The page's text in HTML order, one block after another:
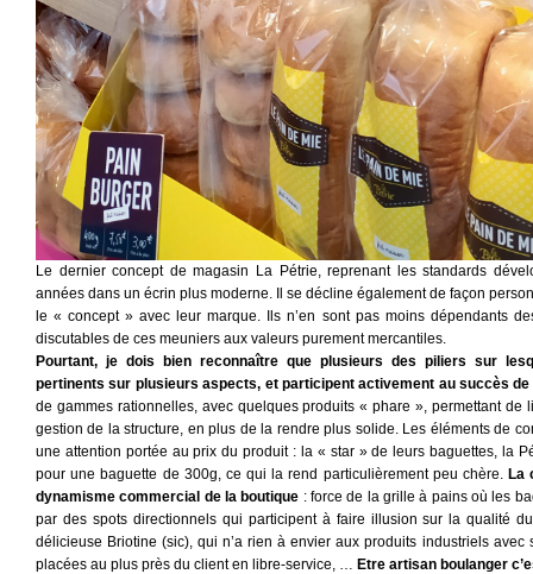
Le dernier concept de magasin La Pétrie, reprenant les standards
années dans un écrin plus moderne. Il se décline également de façon
le « concept » avec leur marque. Ils n’en sont pas moins dépendants
discutables de ces meuniers aux valeurs purement mercantiles.
Pourtant, je dois bien reconnaître que plusieurs des piliers sur
pertinents sur plusieurs aspects, et participent activement au succès
de gammes rationnelles, avec quelques produits « phare », permettant de
gestion de la structure, en plus de la rendre plus solide. Les éléments de
une attention portée au prix du produit : la « star » de leurs baguettes, la
pour une baguette de 300g, ce qui la rend particulièrement peu chère.La
dynamisme commercial de la boutique : force de la grille à pains où les
par des spots directionnels qui participent à faire illusion sur la qualité
délicieuse Briotine (sic), qui n’a rien à envier aux produits industriels
placées au plus près du client en libre-service, … Etre artisan boulanger